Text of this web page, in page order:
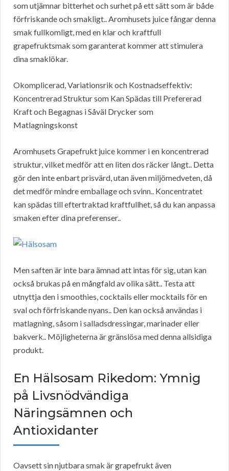
som utjämnar bitterhet och surhet på ett sätt som är både
förfriskande och smakligt.. Aromhusets juice fångar denna
smak fullkomligt, med en klar och kraftfull
grapefruktsmak som garanterat kommer att stimulera
dina smaklökar.
Okomplicerad, Variationsrik och Kostnadseffektiv:
Koncentrerad Struktur som Kan Spädas till Prefererad
Kraft och Begagnas i Såväl Drycker som
Matlagningskonst
Aromhusets Grapefrukt juice kommer i en koncentrerad
struktur, vilket medför att en liten dos räcker långt.. Detta
gör den inte enbart prisvärd, utan även miljömedveten, då
det medför mindre emballage och svinn.. Koncentratet
kan spädas till eftertraktad kraftfullhet, så du kan anpassa
smaken efter dina preferenser..
Men saften är inte bara ämnad att intas för sig, utan kan
också brukas på en mångfald av olika sätt.. Testa att
utnyttja den i smoothies, cocktails eller mocktails för en
sval och förfriskande nyans.. Den kan också användas i
matlagning, såsom i salladsdressingar, marinader eller
bakverk.. Möjligheterna är gränslösa med denna allsidiga
produkt.
En Hälsosam Rikedom: Ymnig
på Livsnödvändiga
Näringsämnen och
Antioxidanter
Oavsett sin njutbara smak är grapefrukt även